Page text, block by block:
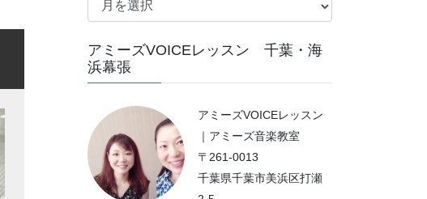
イ
ブ
アミーズVOICEレッスン 千葉・海
浜幕張
アミーズVOICEレッスン
｜アミーズ音楽教室
〒261-0013
千葉県千葉市美浜区打瀬